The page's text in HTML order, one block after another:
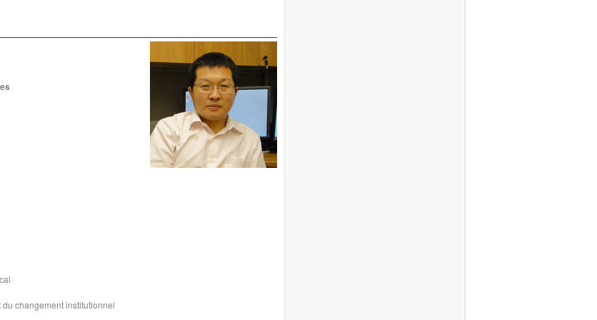
changement institutionnel